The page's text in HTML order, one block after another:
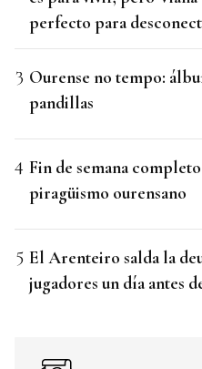
perfecto para
Ourense no tempo:
pandillas
Fin de semana
piragüismo ourensano
El Arenteiro salda la
jugadores un día antes